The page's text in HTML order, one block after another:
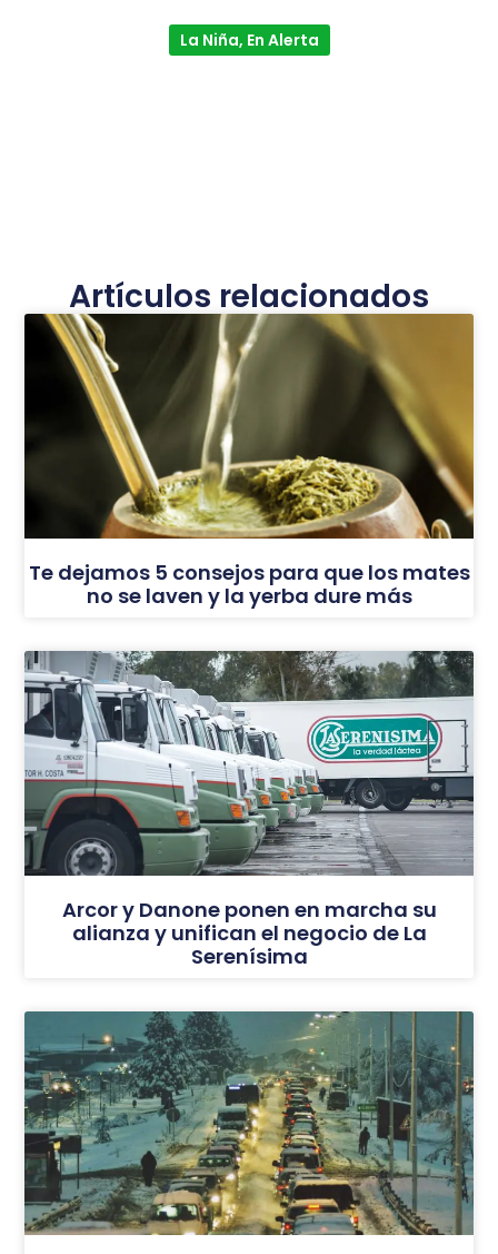
La Niña, En Alerta
Artículos relacionados
Te dejamos 5 consejos para que los mates
no se laven y la yerba dure más
Arcor y Danone ponen en marcha su
alianza y unifican el negocio de La
Serenísima